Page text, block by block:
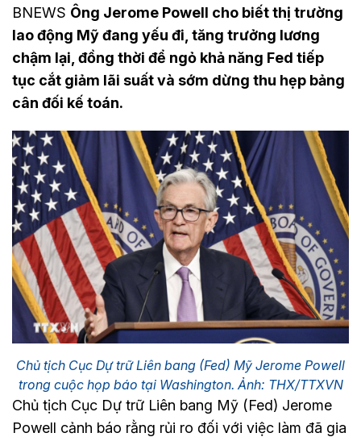
BNEWS Ông Jerome Powell cho biết thị trường
lao động Mỹ đang yếu đi, tăng trưởng lương
chậm lại, đồng thời để ngỏ khả năng Fed tiếp
tục cắt giảm lãi suất và sớm dừng thu hẹp bảng
cân đối kế toán.
Chủ tịch Cục Dự trữ Liên bang (Fed) Mỹ Jerome Powell
trong cuộc họp báo tại Washington. Ảnh: THX/TTXVN
Chủ tịch Cục Dự trữ Liên bang Mỹ (Fed) Jerome
Powell cảnh báo rằng rủi ro đối với việc làm đã gia